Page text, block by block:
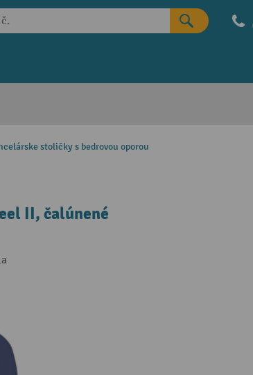
stoličky s bedrovou oporou
II, čalúnené